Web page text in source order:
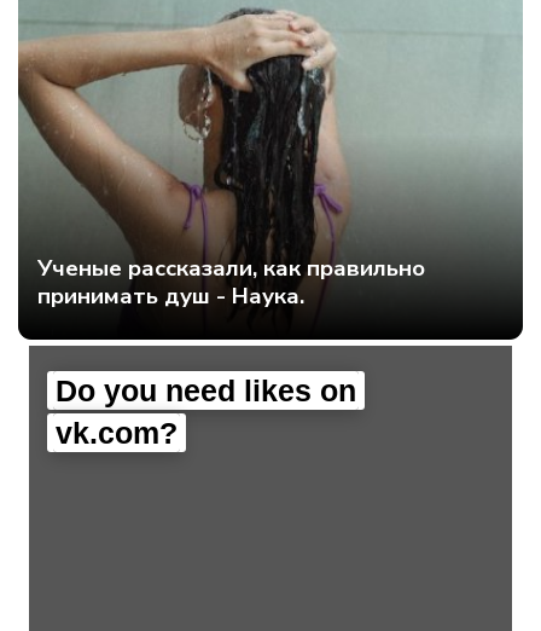
Ученые рассказали, как правильно
принимать душ - Наука.
Do you need likes on
vk.com?